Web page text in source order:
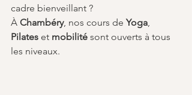
cadre bienveillant ?
À Chambéry, nos cours de Yoga,
Pilates et mobilité sont ouverts à tous
les niveaux.